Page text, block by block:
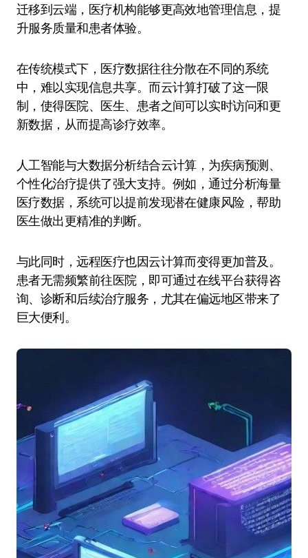
迁移到云端，医疗机构能够更高效地管理信息，提
升服务质量和患者体验。
在传统模式下，医疗数据往往分散在不同的系统
中，难以实现信息共享。而云计算打破了这一限
制，使得医院、医生、患者之间可以实时访问和更
新数据，从而提高诊疗效率。
人工智能与大数据分析结合云计算，为疾病预测、
个性化治疗提供了强大支持。例如，通过分析海量
医疗数据，系统可以提前发现潜在健康风险，帮助
医生做出更精准的判断。
与此同时，远程医疗也因云计算而变得更加普及。
患者无需频繁前往医院，即可通过在线平台获得咨
询、诊断和后续治疗服务，尤其在偏远地区带来了
巨大便利。